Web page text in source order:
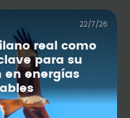
22/7/26
real como
para su
en energías